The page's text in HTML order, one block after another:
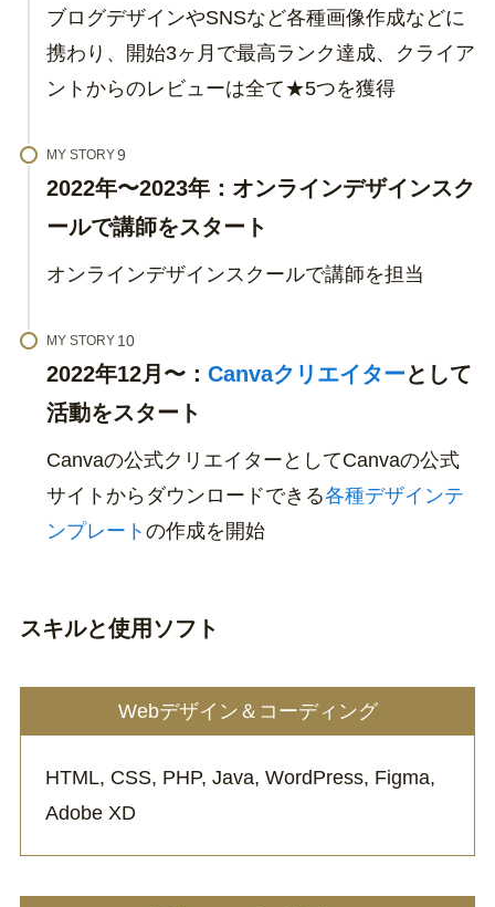
ブログデザインやSNSなど各種画像作成などに
携わり、開始3ヶ月で最高ランク達成、クライア
ントからのレビューは全て★5つを獲得
MY STORY
2022年〜2023年：オンラインデザインスク
ールで講師をスタート
オンラインデザインスクールで講師を担当
MY STORY
2022年12月〜： Canvaクリエイターとして
活動をスタート
Canvaの公式クリエイターとしてCanvaの公式
サイトからダウンロードできる各種デザインテ
ンプレート の作成を開始
スキルと使用ソフト
Webデザイン＆コーディング
HTML, CSS, PHP, Java, WordPress, Figma,
Adobe XD